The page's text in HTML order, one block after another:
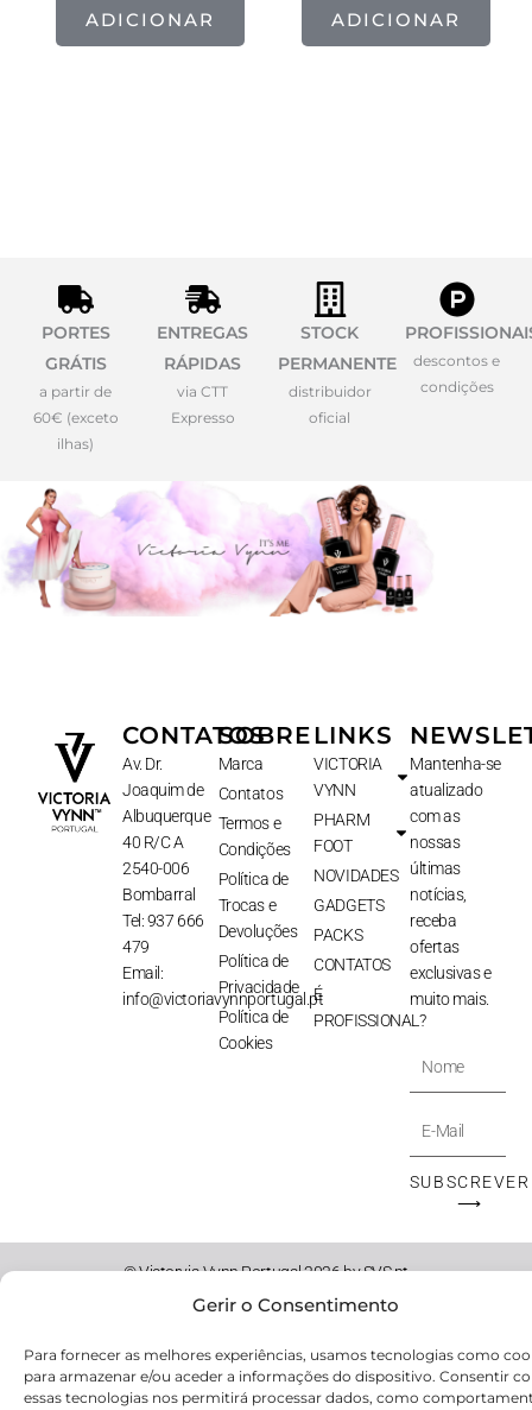
Gerir o Consentimento
Para fornecer as melhores experiências, usamos tecnologias como
para armazenar e/ou aceder a informações do dispositivo. Consentir
essas tecnologias nos permitirá processar dados, como
ADICIONAR ADICIONAR
PORTES
GRÁTIS
a partir de
60€ (exceto
ilhas)
ENTREGAS
RÁPIDAS
via CTT
Expresso
STOCK
PERMANENTE
distribuidor
oficial
descontos e
condições
CONTATOS
Av. Dr.
Joaquim de
Albuquerque
40 R/C A
2540-006
Bombarral
Tel: 937 666
479
Email:
info@victoriavynnportugal.pt
SOBRE
Marca
Contatos
Termos e
Condições
Política de
Trocas e
Devoluções
Política de
Privacidade
Política de
Cookies
LINKS
VICTORIA
VYNN
PHARM
FOOT
NOVIDADES
GADGETS
PACKS
CONTATOS
É
PROFISSIONAL?
Mantenha-se
atualizado
com as
nossas
últimas
notícias,
receba
ofertas
exclusivas e
muito mais.
Nome
E-
Mail
SUBSCREVER
⟶
© Victoryia Vynn Portugal 2026 by SVS.pt